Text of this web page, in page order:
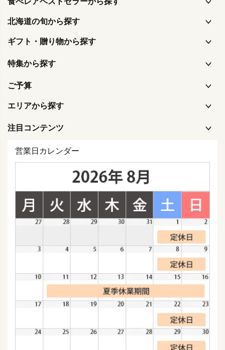
北海道の旬から探す
ギフト・贈り物から探す
特集から探す
ご予算
エリアから探す
注目コンテンツ
営業日カレンダー